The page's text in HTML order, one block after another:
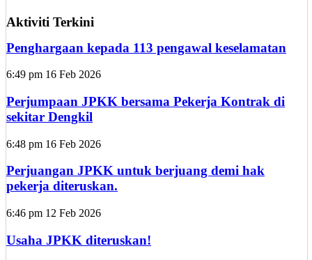
Aktiviti Terkini
Penghargaan kepada 113 pengawal keselamatan
6:49 pm 16 Feb 2026
Perjumpaan JPKK bersama Pekerja Kontrak di
sekitar Dengkil
6:48 pm 16 Feb 2026
Perjuangan JPKK untuk berjuang demi hak
pekerja diteruskan.
6:46 pm 12 Feb 2026
Usaha JPKK diteruskan!